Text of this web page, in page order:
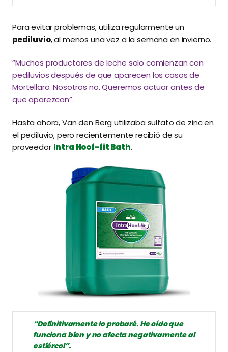
Para evitar problemas, utiliza regularmente un
pediluvio, al menos una vez a la semana en invierno.
“Muchos productores de leche solo comienzan con
pediluvios después de que aparecen los casos de
Mortellaro. Nosotros no. Queremos actuar antes de
que aparezcan”.
Hasta ahora, Van den Berg utilizaba sulfato de zinc en
el pediluvio, pero recientemente recibió de su
proveedor Intra Hoof-fit Bath.
“Definitivamente lo probaré. He oído que
funciona bien y no afecta negativamente al
estiércol”.